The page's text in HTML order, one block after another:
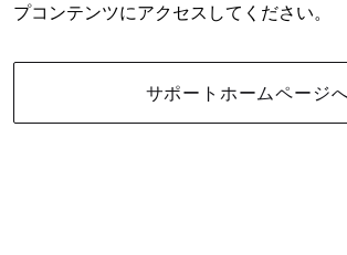
プコンテンツにアクセスしてください。
サポートホームページ